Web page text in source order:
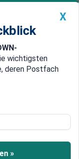
Premium
China
an
X
wichtigsten
deren Postfach
»